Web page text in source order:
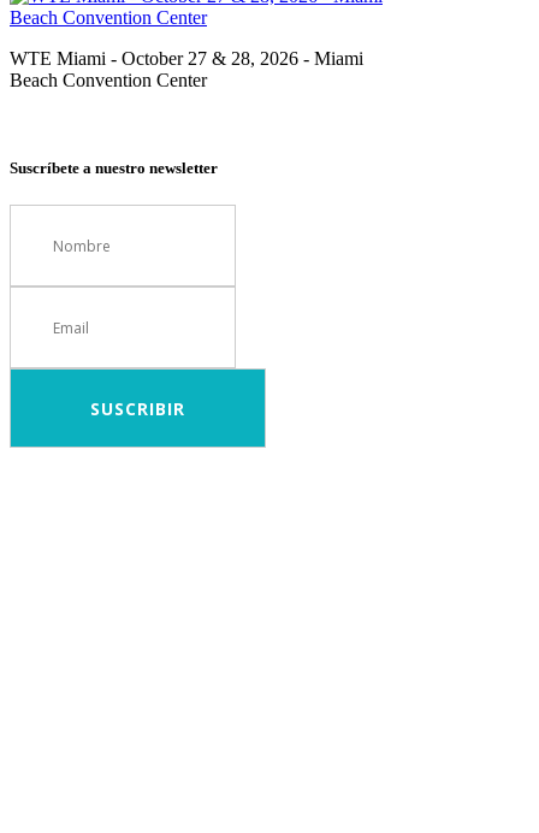
WTE Miami - October 27 & 28, 2026 - Miami
Beach Convention Center
Suscríbete a nuestro newsletter